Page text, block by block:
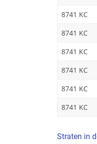
8741 KC
8741 KC
8741 KC
8741 KC
8741 KC
8741 KC
Straten in